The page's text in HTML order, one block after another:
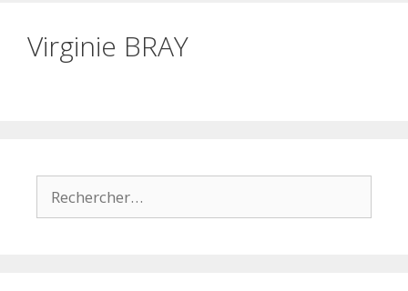
Virginie BRAY